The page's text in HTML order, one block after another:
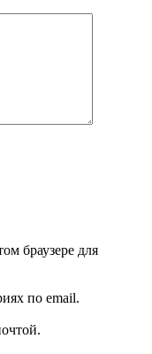
браузере для
по email.